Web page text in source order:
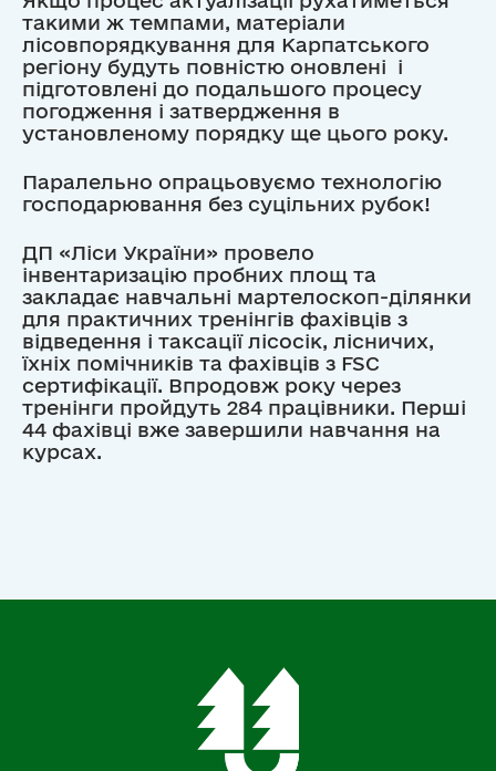
такими ж темпами, матеріали
лісовпорядкування для Карпатського
регіону будуть повністю оновлені і
підготовлені до подальшого процесу
погодження і затвердження в
установленому порядку ще цього року.
Паралельно опрацьовуємо технологію
господарювання без суцільних рубок!
ДП «Ліси України» провело
інвентаризацію пробних площ та
закладає навчальні мартелоскоп-ділянки
для практичних тренінгів фахівців з
відведення і таксації лісосік, лісничих,
їхніх помічників та фахівців з FSC
сертифікації. Впродовж року через
тренінги пройдуть 284 працівники. Перші
44 фахівці вже завершили навчання на
курсах.